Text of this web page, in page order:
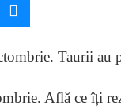
Află ce îți